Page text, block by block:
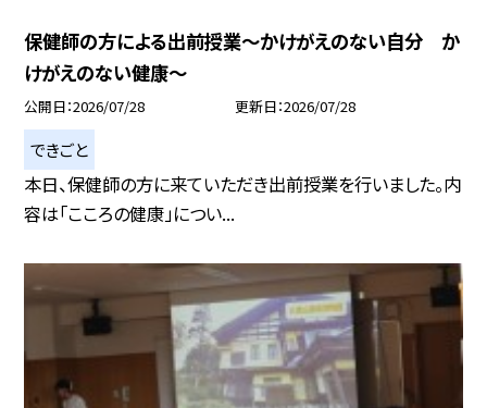
保健師の方による出前授業～かけがえのない自分 か
けがえのない健康～
公開日 2026/07/28 更新日 2026/07/28
できごと
本日、保健師の方に来ていただき出前授業を行いました。内
容は「こころの健康」につい...